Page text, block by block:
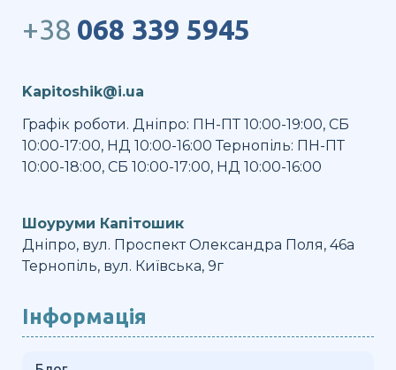
+38 068 339 5945
Kapitoshik@i.ua
Графік роботи. Дніпро: ПН-ПТ 10:00-19:00, СБ
10:00-17:00, НД 10:00-16:00 Тернопіль: ПН-ПТ
10:00-18:00, СБ 10:00-17:00, НД 10:00-16:00
Шоуруми Капітошик
Дніпро, вул. Проспект Олександра Поля, 46а
Тернопіль, вул. Київська, 9г
Інформація